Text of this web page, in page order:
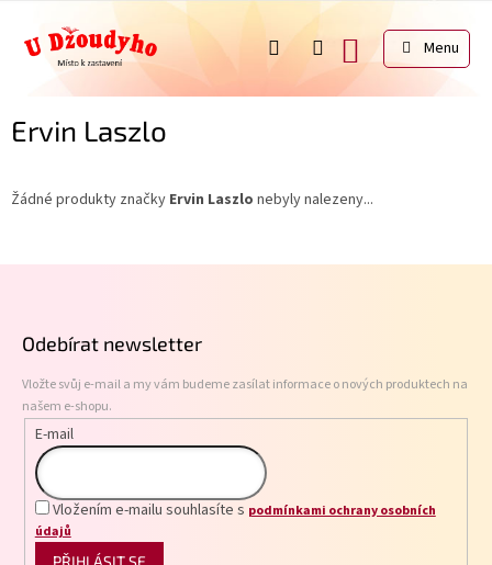
obsah
NÁKUPNÍ
KOŠÍK
Ervin Laszlo
Žádné produkty značky Ervin Laszlo nebyly nalezeny...
Odebírat newsletter
Vložte svůj e-mail a my vám budeme zasílat informace o nových produktech na
našem e-shopu.
E-mail
Vložením e-mailu souhlasíte s podmínkami ochrany osobních
údajů